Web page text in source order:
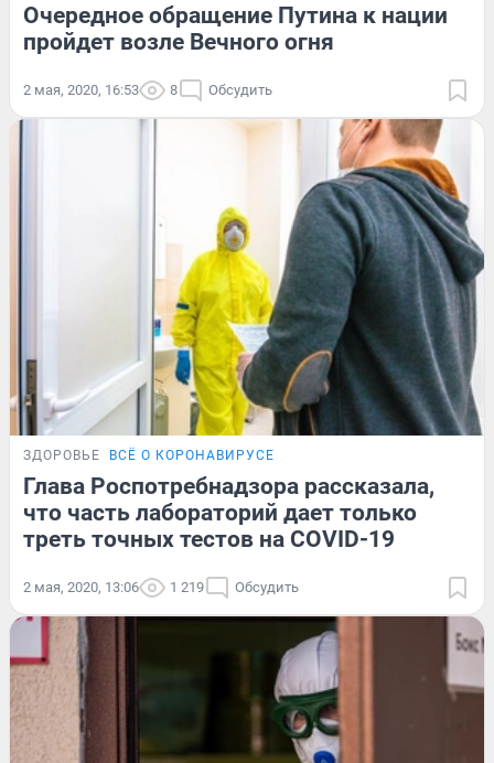
Очередное обращение Путина к нации
пройдет возле Вечного огня
2 мая, 2020, 16:53 8 Обсудить
ЗДОРОВЬЕ ВСЁ О КОРОНАВИРУСЕ
Глава Роспотребнадзора рассказала,
что часть лабораторий дает только
треть точных тестов на COVID-19
2 мая, 2020, 13:06 1 219 Обсудить